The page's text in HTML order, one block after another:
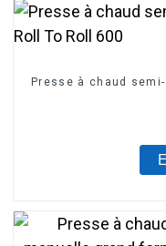
Presse à chaud